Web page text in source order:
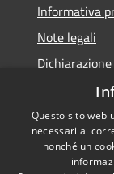
Informativa
Note legali
Accessibilità
Questo sito web
necessari al
nonché un